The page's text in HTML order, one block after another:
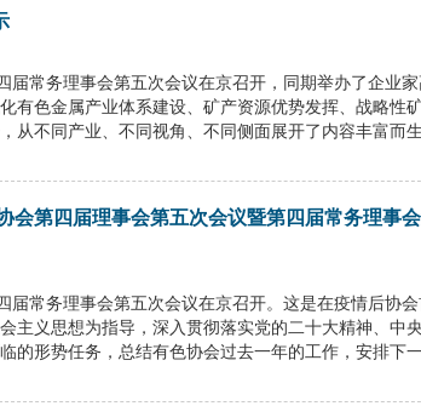
常务理事会第五次会议在京召开，同期举办了企业
有色金属产业体系建设、矿产资源优势发挥、战略性
从不同产业、不同视角、不同侧面展开了内容丰富而
会第四届理事会第五次会议暨第四届常务理事
常务理事会第五次会议在京召开。这是在疫情后协会
主义思想为指导，深入贯彻落实党的二十大精神、中
的形势任务，总结有色协会过去一年的工作，安排下